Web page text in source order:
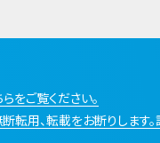
をご覧ください。
用、転載をお断りします。